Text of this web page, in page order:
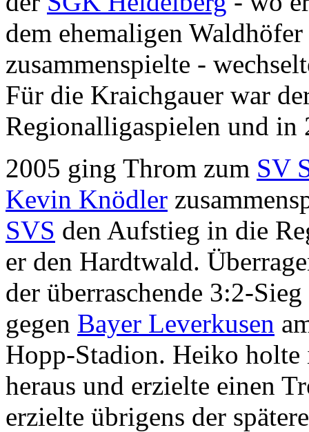
dem ehemaligen Waldhöfer
zusammenspielte -
Für die Kraichgauer war
Regionalligaspielen und in
2005 ging Throm zum SV
Kevin Knödler
SVS den Aufstieg in die
er den Hardtwald.
der überraschende 3:2-
gegen Bayer Leverkusen
Hopp-Stadion. Heiko
heraus und erzielte einen
erzielte übrigens der